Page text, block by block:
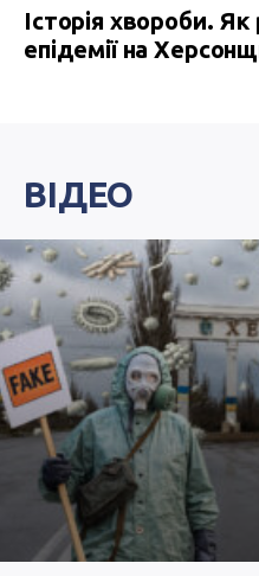
Історія хвороби.
епідемії на
ВІДЕО